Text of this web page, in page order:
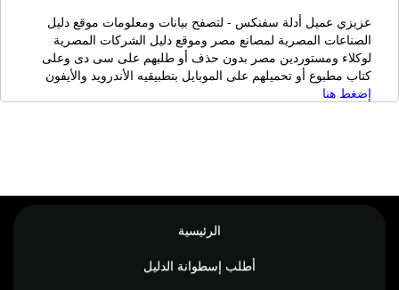
عزيزي عميل أدلة سفنكس - لتصفح بيانات ومعلومات موقع دليل
الصناعات المصرية لمصانع مصر وموقع دليل الشركات المصرية
لوكلاء ومستوردين مصر بدون حذف أو طلبهم على سى دى وعلى
كتاب مطبوع أو تحميلهم على الموبايل بتطبيقيه الأندرويد والأيفون
إضغط هنا
الرئيسية
أطلب إسطوانة الدليل